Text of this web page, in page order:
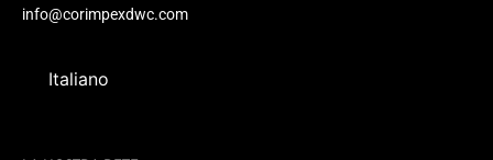
info@corimpexdwc.com
Italiano